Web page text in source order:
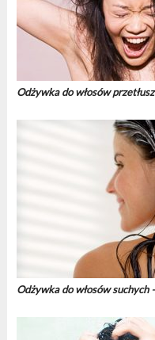
Odżywka do włosów
Odżywka do włosów suchych